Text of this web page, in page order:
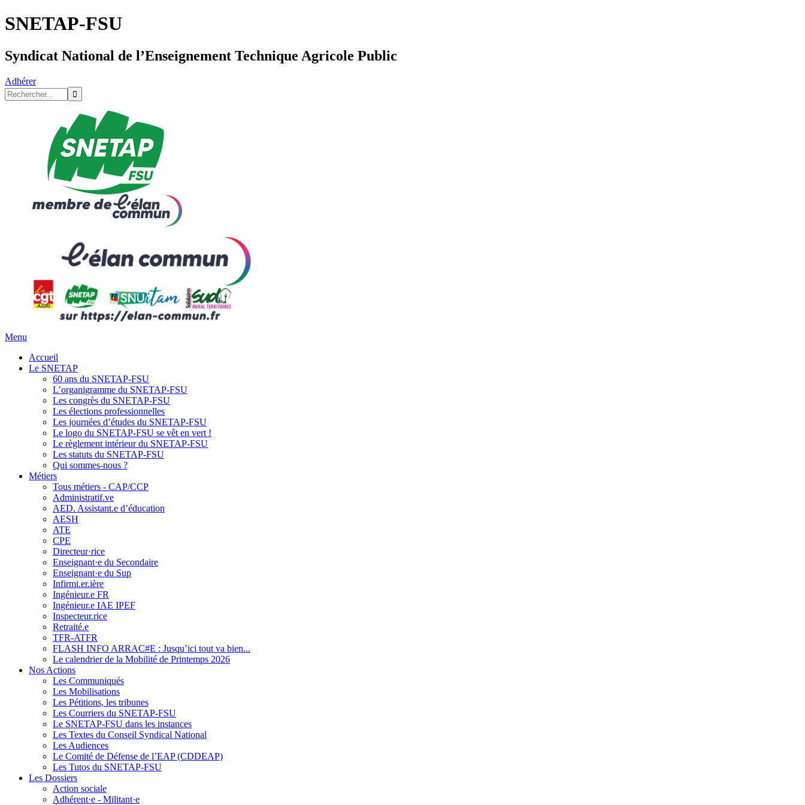
SNETAP-FSU
Syndicat National de l’Enseignement Technique Agricole Public
Adhérer
Menu
Accueil
Le SNETAP
60 ans du SNETAP-FSU
L’organigramme du SNETAP-FSU
Les congrès du SNETAP-FSU
Les élections professionnelles
Les journées d’études du SNETAP-FSU
Le logo du SNETAP-FSU se vêt en vert !
Le règlement intérieur du SNETAP-FSU
Les statuts du SNETAP-FSU
Qui sommes-nous ?
Métiers
Tous métiers - CAP/CCP
Administratif.ve
AED. Assistant.e d’éducation
AESH
ATE
CPE
Directeur·rice
Enseignant·e du Secondaire
Enseignant·e du Sup
Infirmi.er.ière
Ingénieur.e FR
Ingénieur.e IAE IPEF
Inspecteur.rice
Retraité.e
TFR-ATFR
FLASH INFO ARRAC#E : Jusqu’ici tout va bien...
Le calendrier de la Mobilité de Printemps 2026
Nos Actions
Les Communiqués
Les Mobilisations
Les Pétitions, les tribunes
Les Courriers du SNETAP-FSU
Le SNETAP-FSU dans les instances
Les Textes du Conseil Syndical National
Les Audiences
Le Comité de Défense de l’EAP (CDDEAP)
Les Tutos du SNETAP-FSU
Les Dossiers
Action sociale
Adhérent·e - Militant·e